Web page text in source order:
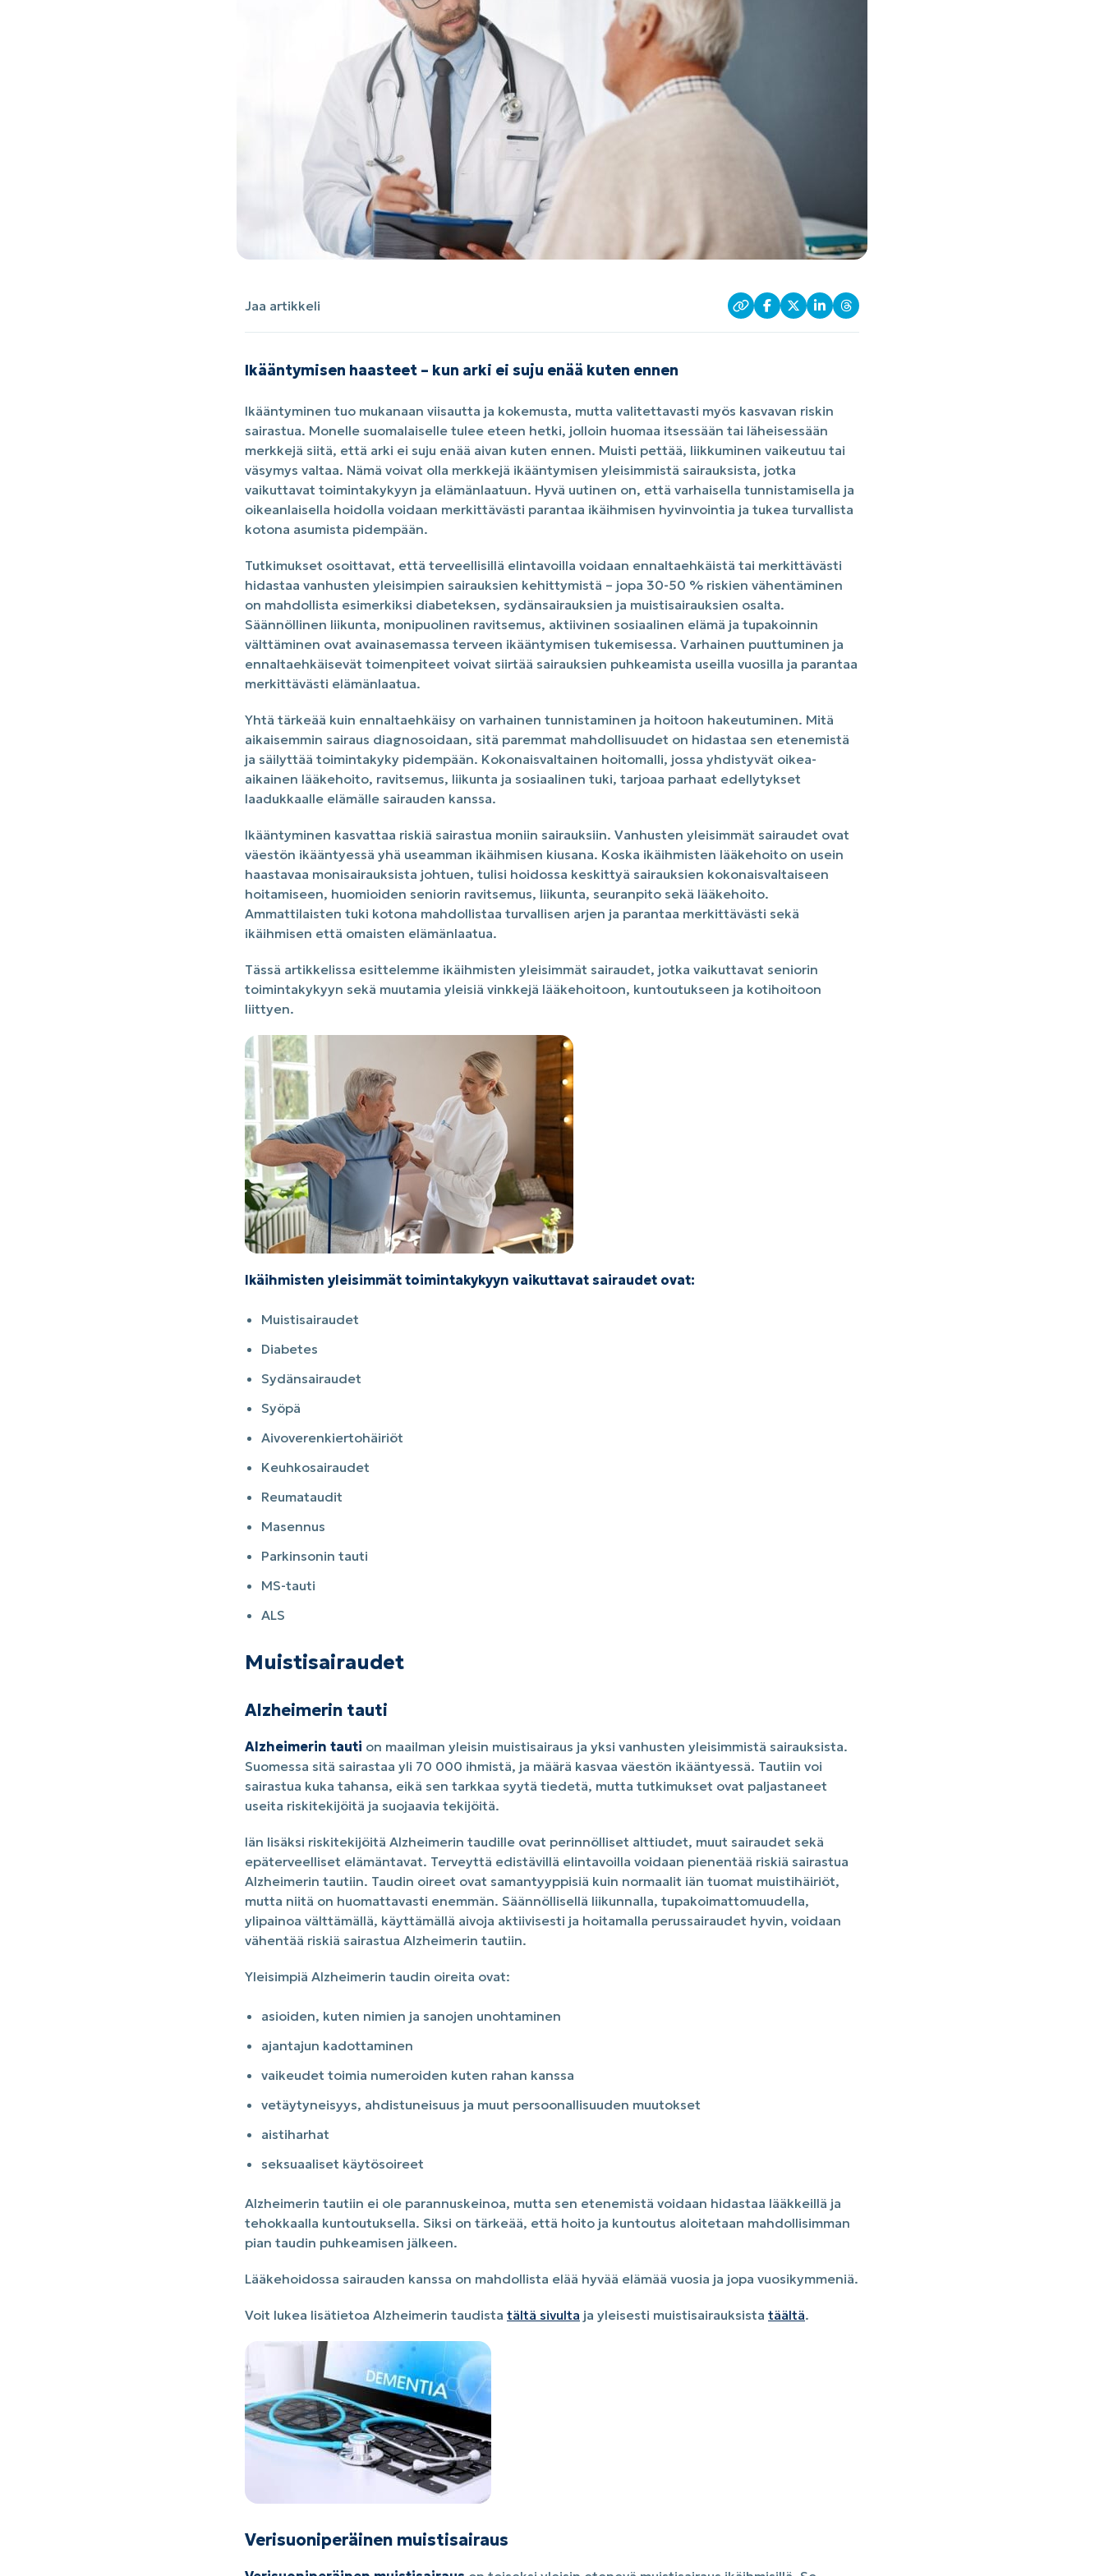
Jaa artikkeli
Ikääntymisen haasteet – kun arki ei suju enää kuten ennen
Ikääntyminen tuo mukanaan viisautta ja kokemusta, mutta valitettavasti myös kasvavan riskin
sairastua. Monelle suomalaiselle tulee eteen hetki, jolloin huomaa itsessään tai läheisessään
merkkejä siitä, että arki ei suju enää aivan kuten ennen. Muisti pettää, liikkuminen vaikeutuu tai
väsymys valtaa. Nämä voivat olla merkkejä ikääntymisen yleisimmistä sairauksista, jotka
vaikuttavat toimintakykyyn ja elämänlaatuun. Hyvä uutinen on, että varhaisella tunnistamisella ja
oikeanlaisella hoidolla voidaan merkittävästi parantaa ikäihmisen hyvinvointia ja tukea turvallista
kotona asumista pidempään.
Tutkimukset osoittavat, että terveellisillä elintavoilla voidaan ennaltaehkäistä tai merkittävästi
hidastaa vanhusten yleisimpien sairauksien kehittymistä – jopa 30-50 % riskien vähentäminen
on mahdollista esimerkiksi diabeteksen, sydänsairauksien ja muistisairauksien osalta.
Säännöllinen liikunta, monipuolinen ravitsemus, aktiivinen sosiaalinen elämä ja tupakoinnin
välttäminen ovat avainasemassa terveen ikääntymisen tukemisessa. Varhainen puuttuminen ja
ennaltaehkäisevät toimenpiteet voivat siirtää sairauksien puhkeamista useilla vuosilla ja parantaa
merkittävästi elämänlaatua.
Yhtä tärkeää kuin ennaltaehkäisy on varhainen tunnistaminen ja hoitoon hakeutuminen. Mitä
aikaisemmin sairaus diagnosoidaan, sitä paremmat mahdollisuudet on hidastaa sen etenemistä
ja säilyttää toimintakyky pidempään. Kokonaisvaltainen hoitomalli, jossa yhdistyvät oikea-
aikainen lääkehoito, ravitsemus, liikunta ja sosiaalinen tuki, tarjoaa parhaat edellytykset
laadukkaalle elämälle sairauden kanssa.
Ikääntyminen kasvattaa riskiä sairastua moniin sairauksiin. Vanhusten yleisimmät sairaudet ovat
väestön ikääntyessä yhä useamman ikäihmisen kiusana. Koska ikäihmisten lääkehoito on usein
haastavaa monisairauksista johtuen, tulisi hoidossa keskittyä sairauksien kokonaisvaltaiseen
hoitamiseen, huomioiden seniorin ravitsemus, liikunta, seuranpito sekä lääkehoito.
Ammattilaisten tuki kotona mahdollistaa turvallisen arjen ja parantaa merkittävästi sekä
ikäihmisen että omaisten elämänlaatua.
Tässä artikkelissa esittelemme ikäihmisten yleisimmät sairaudet, jotka vaikuttavat seniorin
toimintakykyyn sekä muutamia yleisiä vinkkejä lääkehoitoon, kuntoutukseen ja kotihoitoon
liittyen.
Ikäihmisten yleisimmät toimintakykyyn vaikuttavat sairaudet ovat:
Muistisairaudet
Diabetes
Sydänsairaudet
Syöpä
Aivoverenkiertohäiriöt
Keuhkosairaudet
Reumataudit
Masennus
Parkinsonin tauti
MS-tauti
ALS
Muistisairaudet
Alzheimerin tauti
Alzheimerin tauti on maailman yleisin muistisairaus ja yksi vanhusten yleisimmistä sairauksista.
Suomessa sitä sairastaa yli 70 000 ihmistä, ja määrä kasvaa väestön ikääntyessä. Tautiin voi
sairastua kuka tahansa, eikä sen tarkkaa syytä tiedetä, mutta tutkimukset ovat paljastaneet
useita riskitekijöitä ja suojaavia tekijöitä.
Iän lisäksi riskitekijöitä Alzheimerin taudille ovat perinnölliset alttiudet, muut sairaudet sekä
epäterveelliset elämäntavat. Terveyttä edistävillä elintavoilla voidaan pienentää riskiä sairastua
Alzheimerin tautiin. Taudin oireet ovat samantyyppisiä kuin normaalit iän tuomat muistihäiriöt,
mutta niitä on huomattavasti enemmän. Säännöllisellä liikunnalla, tupakoimattomuudella,
ylipainoa välttämällä, käyttämällä aivoja aktiivisesti ja hoitamalla perussairaudet hyvin, voidaan
vähentää riskiä sairastua Alzheimerin tautiin.
Yleisimpiä Alzheimerin taudin oireita ovat:
asioiden, kuten nimien ja sanojen unohtaminen
ajantajun kadottaminen
vaikeudet toimia numeroiden kuten rahan kanssa
vetäytyneisyys, ahdistuneisuus ja muut persoonallisuuden muutokset
aistiharhat
seksuaaliset käytösoireet
Alzheimerin tautiin ei ole parannuskeinoa, mutta sen etenemistä voidaan hidastaa lääkkeillä ja
tehokkaalla kuntoutuksella. Siksi on tärkeää, että hoito ja kuntoutus aloitetaan mahdollisimman
pian taudin puhkeamisen jälkeen.
Lääkehoidossa sairauden kanssa on mahdollista elää hyvää elämää vuosia ja jopa vuosikymmeniä.
Voit lukea lisätietoa Alzheimerin taudista tältä sivulta ja yleisesti muistisairauksista täältä.
Verisuoniperäinen muistisairaus